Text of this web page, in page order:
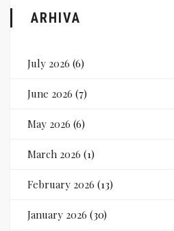
ARHIVA
July 2026 (6)
June 2026 (7)
May 2026 (6)
March 2026 (1)
February 2026 (13)
January 2026 (30)